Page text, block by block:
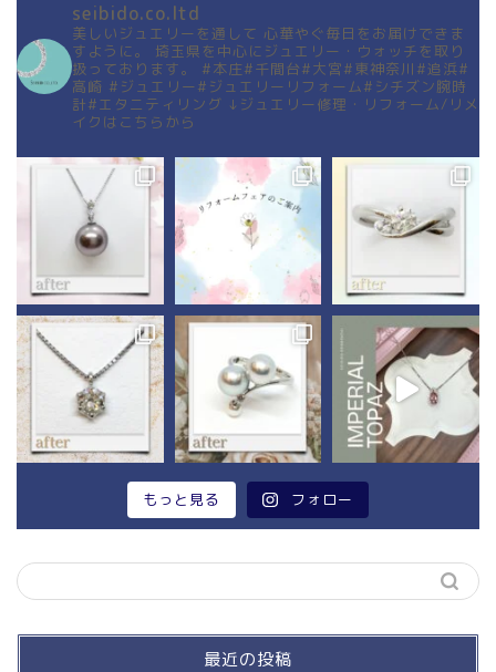
seibido.co.ltd
美しいジュエリーを通して 心華やぐ毎日をお届けできま
すように。
埼玉県を中心にジュエリー・ウォッチを取り
扱っております。
#本庄#千間台#大宮#東神奈川#追浜#
高崎 #ジュエリー#ジュエリーリフォーム#シチズン腕時
計#エタニティリング ↓ジュエリー修理・リフォーム/リメ
イクはこちらから
もっと見る フォロー
最近の投稿